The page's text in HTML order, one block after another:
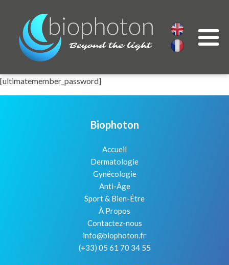
[ultimatemember_password]
Accueil
Dermatologie
Biophoton
Gynécologie
Anti-Âge
Sport & Bien-Être
À Propos
Contactez-nous
info@biophoton.fr
(+33) 05 61 70 34 55